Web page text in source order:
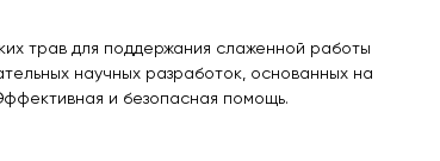
трав для поддержания слаженной работы
научных разработок, основанных на
и безопасная помощь.